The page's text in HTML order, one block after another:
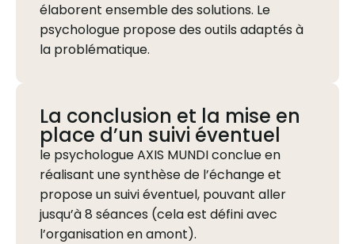
élaborent ensemble des solutions. Le
psychologue propose des outils adaptés à
la problématique.
La conclusion et la mise en
place d’un suivi éventuel
le psychologue AXIS MUNDI conclue en
réalisant une synthèse de l’échange et
propose un suivi éventuel, pouvant aller
jusqu’à 8 séances (cela est défini avec
l’organisation en amont).